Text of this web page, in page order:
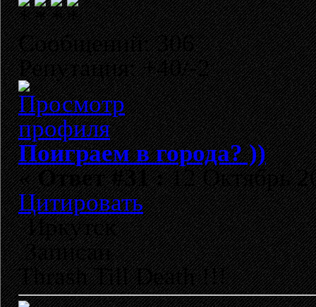
Сообщений: 306
Репутация: +40/-2
Поиграем в города? ))
«Ответ #31 :12 Октябрь
Цитировать
Иркутск
Записан
Thrash Till Death !!!